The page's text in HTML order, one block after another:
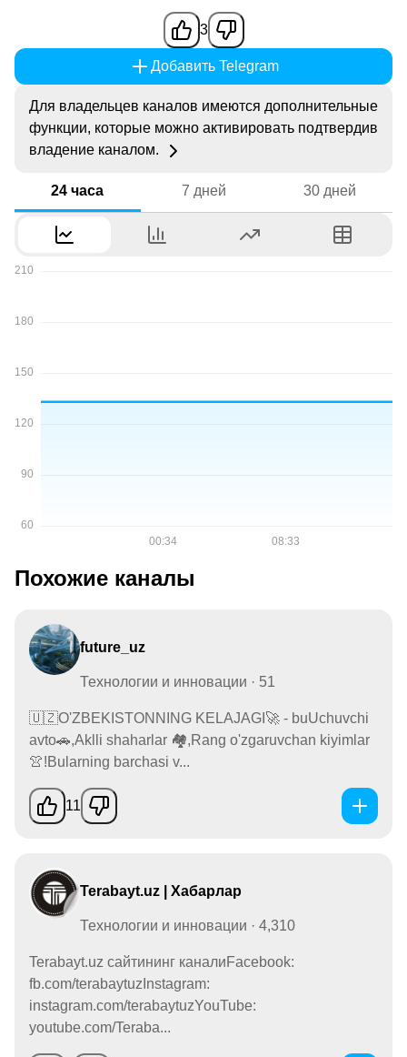
3
Добавить Telegram
Для владельцев каналов имеются дополнительные
функции, которые можно активировать подтвердив
владение каналом.
24 часа 7 дней 30 дней
Похожие каналы
future_uz
Технологии и инновации · 51
🇺🇿O'ZBEKISTONNING KELAJAGI🚀 - buUchuvchi
avto🚗,Aklli shaharlar 🏘,Rang o'zgaruvchan kiyimlar
👚!Bularning barchasi v...
11
Terabayt.uz | Хабарлар
Технологии и инновации · 4,310
Terabayt.uz сайтининг каналиFacebook:
fb.com/terabaytuzInstagram:
instagram.com/terabaytuzYouTube:
youtube.com/Teraba...